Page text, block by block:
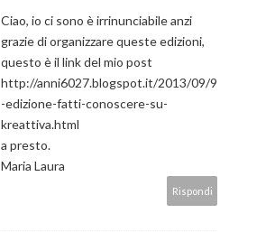
Ciao, io ci sono è irrinunciabile anzi
grazie di organizzare queste edizioni,
questo è il link del mio post
http://anni6027.blogspot.it/2013/09/9
-edizione-fatti-conoscere-su-
kreattiva.html
a presto.
Maria Laura
Rispondi